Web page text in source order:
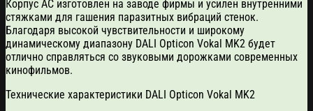
Корпус АС изготовлен на заводе фирмы и усилен внутренними
стяжками для гашения паразитных вибраций стенок.
Благодаря высокой чувствительности и широкому
динамическому диапазону DALI Opticon Vokal MK2 будет
отлично справляться со звуковыми дорожками современных
кинофильмов.
Технические характеристики DALI Opticon Vokal MK2